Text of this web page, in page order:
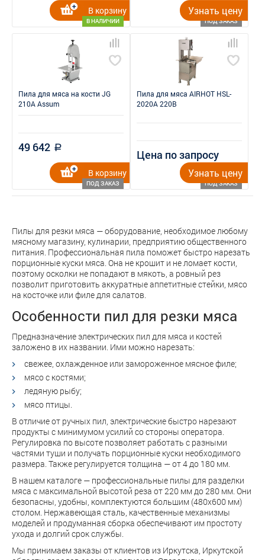
В НАЛИЧИИ
В корзину
ПОД ЗАКАЗ
Узнать цену
Пила для мяса на кости JG
210A Assum
49 642 a
ПОД ЗАКАЗ
В корзину
Пила для мяса AIRHOT HSL-
2020A 220В
Цена по запросу
ПОД ЗАКАЗ
Узнать цену
Пилы для резки мяса — оборудование, необходимое любому
мясному магазину, кулинарии, предприятию общественного
питания. Профессиональная пила поможет быстро нарезать
порционные куски мяса. Она не крошит и не ломает кости,
поэтому осколки не попадают в мякоть, а ровный рез
позволит приготовить аккуратные аппетитные стейки, мясо
на косточке или филе для салатов.
Особенности пил для резки мяса
Предназначение электрических пил для мяса и костей
заложено в их названии. Ими можно нарезать:
свежее, охлажденное или замороженное мясное филе;
мясо с костями;
ледяную рыбу;
мясо птицы.
В отличие от ручных пил, электрические быстро нарезают
продукты с минимумом усилий со стороны оператора.
Регулировка по высоте позволяет работать с разными
частями туши и получать порционные куски необходимого
размера. Также регулируется толщина — от 4 до 180 мм.
В нашем каталоге — профессиональные пилы для разделки
мяса с максимальной высотой реза от 220 мм до 280 мм. Они
безопасны, удобны, комплектуются большим (480х600 мм)
столом. Нержавеющая сталь, качественные механизмы
моделей и продуманная сборка обеспечивают им простоту
ухода и долгий срок службы.
Мы принимаем заказы от клиентов из Иркутска, Иркутской